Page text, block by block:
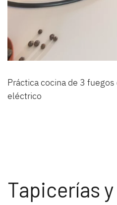
Práctica cocina de 3
eléctrico
Tapicerías